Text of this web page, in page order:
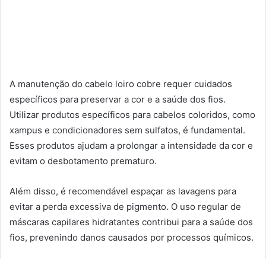
A manutenção do cabelo loiro cobre requer cuidados
específicos para preservar a cor e a saúde dos fios.
Utilizar produtos específicos para cabelos coloridos, como
xampus e condicionadores sem sulfatos, é fundamental.
Esses produtos ajudam a prolongar a intensidade da cor e
evitam o desbotamento prematuro.
Além disso, é recomendável espaçar as lavagens para
evitar a perda excessiva de pigmento. O uso regular de
máscaras capilares hidratantes contribui para a saúde dos
fios, prevenindo danos causados por processos químicos.